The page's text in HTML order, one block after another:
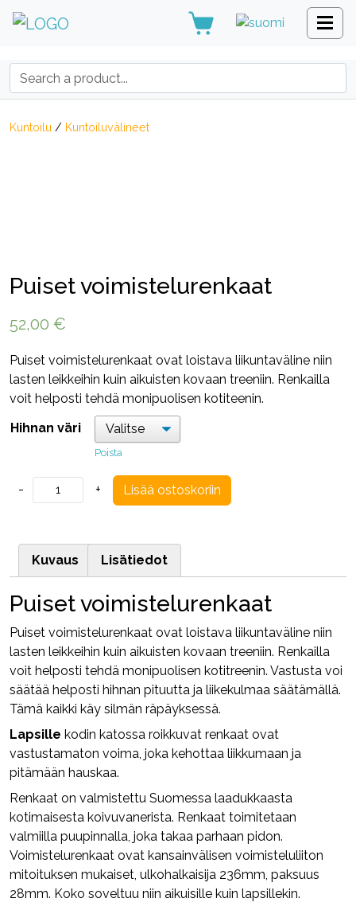
Search:
Kuntoilu / Kuntoiluvälineet
Puiset voimistelurenkaat
52,00 €
Puiset voimistelurenkaat ovat loistava liikuntaväline niin
lasten leikkeihin kuin aikuisten kovaan treeniin. Renkailla
voit helposti tehdä monipuolisen kotiteenin.
Hihnan väri
Poista
-
Puiset
voimistelurenkaat
+ Lisää ostoskoriin
Kuvaus Lisätiedot
Puiset voimistelurenkaat
Puiset voimistelurenkaat ovat loistava liikuntaväline niin
lasten leikkeihin kuin aikuisten kovaan treeniin. Renkailla
voit helposti tehdä monipuolisen kotitreenin. Vastusta voi
säätää helposti hihnan pituutta ja liikekulmaa säätämällä.
Tämä kaikki käy silmän räpäyksessä.
Lapsille kodin katossa roikkuvat renkaat ovat
vastustamaton voima, joka kehottaa liikkumaan ja
pitämään hauskaa.
Renkaat on valmistettu Suomessa laadukkaasta
kotimaisesta koivuvanerista. Renkaat toimitetaan
valmiilla puupinnalla, joka takaa parhaan pidon.
Voimistelurenkaat ovat kansainvälisen voimisteluliiton
mitoituksen mukaiset, ulkohalkaisija 236mm, paksuus
28mm. Koko soveltuu niin aikuisille kuin lapsillekin.